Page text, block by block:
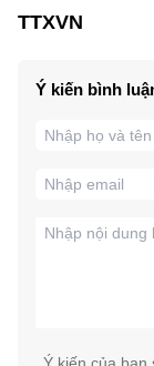
TTXVN
Ý kiến bình
Ý kiến của bạn